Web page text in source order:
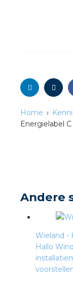
Home
Energielabel
Andere
Wieland -
Hallo
Academy